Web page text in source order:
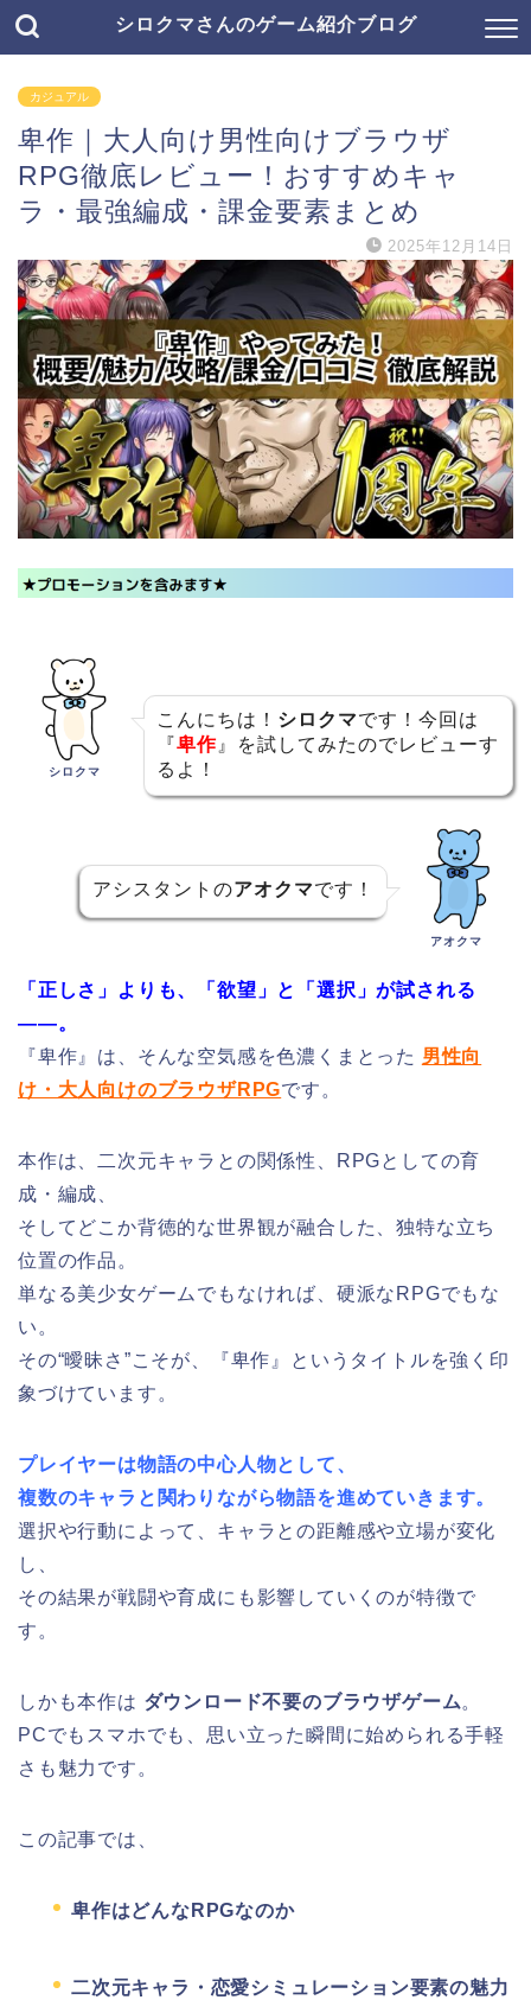
シロクマさんのゲーム紹介ブログ
カジュアル
卑作｜大人向け男性向けブラウザ
RPG徹底レビュー！おすすめキャ
ラ・最強編成・課金要素まとめ
2025年12月14日
シロクマ
こんにちは！ シロクマです！今回は
『卑作 』を試してみたのでレビューす
るよ！
アシスタントのアオクマです！
アオクマ
「正しさ」よりも、「欲望」と「選択」が試される
――。
『卑作』は、そんな空気感を色濃くまとった 男性向
け・大人向けのブラウザRPGです。
本作は、二次元キャラとの関係性、RPGとしての育
成・編成、
そしてどこか背徳的な世界観が融合した、独特な立ち
位置の作品。
単なる美少女ゲームでもなければ、硬派なRPGでもな
い。
その“曖昧さ”こそが、『卑作』というタイトルを強く印
象づけています。
プレイヤーは物語の中心人物として、
複数のキャラと関わりながら物語を進めていきます。
選択や行動によって、キャラとの距離感や立場が変化
し、
その結果が戦闘や育成にも影響していくのが特徴で
す。
しかも本作は ダウンロード不要のブラウザゲーム。
PCでもスマホでも、思い立った瞬間に始められる手軽
さも魅力です。
この記事では、
卑作はどんなRPGなのか
二次元キャラ・恋愛シミュレーション要素の魅力